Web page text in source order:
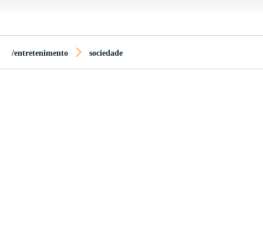
/entretenimento sociedade